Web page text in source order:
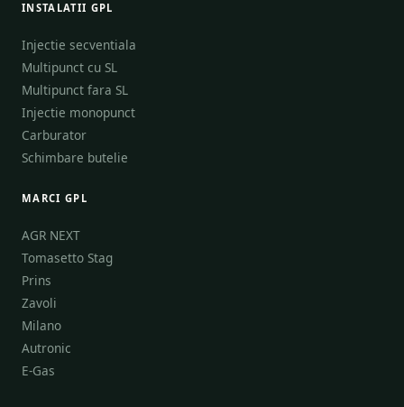
INSTALATII GPL
Injectie secventiala
Multipunct cu SL
Multipunct fara SL
Injectie monopunct
Carburator
Schimbare butelie
MARCI GPL
AGR NEXT
Tomasetto Stag
Prins
Zavoli
Milano
Autronic
E-Gas